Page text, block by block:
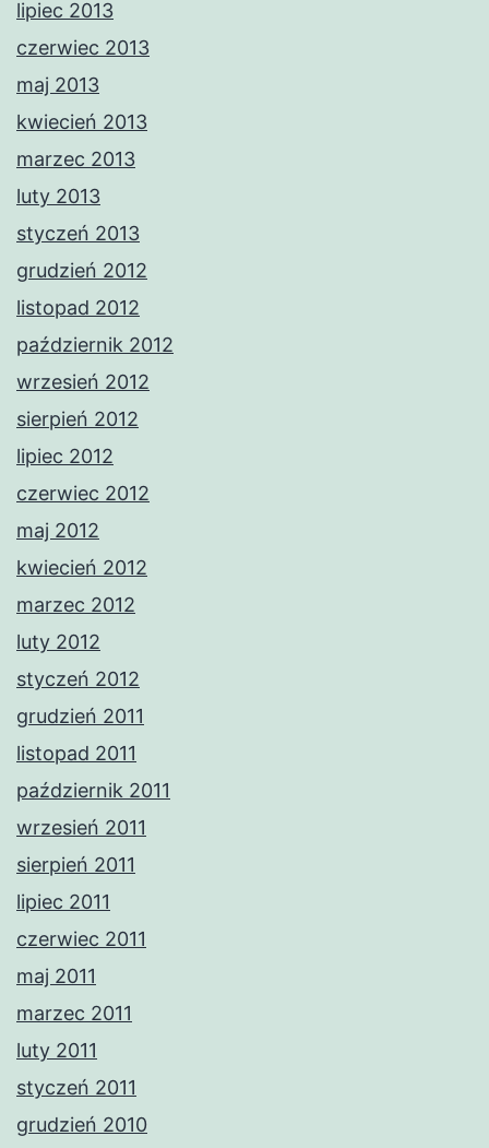
lipiec 2013
czerwiec 2013
maj 2013
kwiecień 2013
marzec 2013
luty 2013
styczeń 2013
grudzień 2012
listopad 2012
październik 2012
wrzesień 2012
sierpień 2012
lipiec 2012
czerwiec 2012
maj 2012
kwiecień 2012
marzec 2012
luty 2012
styczeń 2012
grudzień 2011
listopad 2011
październik 2011
wrzesień 2011
sierpień 2011
lipiec 2011
czerwiec 2011
maj 2011
marzec 2011
luty 2011
styczeń 2011
grudzień 2010